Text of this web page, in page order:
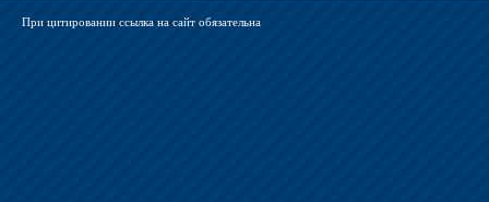
При цитировании ссылка на сайт обязательна